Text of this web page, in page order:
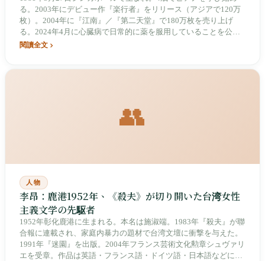
る。2003年にデビュー作『楽行者』をリリース（アジアで120万
枚）。2004年に『江南』／『第二天堂』で180万枚を売り上げ
る。2024年4月に心臓病で日常的に薬を服用していることを公
表。JJ20 FINAL LAPツアー（2024‑2025年、40都市、77公演、260
閱讀全文
👥
人物
李昂：鹿港1952年、《殺夫》が切り開いた台湾女性
主義文学の先駆者
1952年彰化鹿港に生まれる。本名は施淑端。1983年『殺夫』が聯
合報に連載され、家庭内暴力の題材で台湾文壇に衝撃を与えた。
1991年『迷園』を出版。2004年フランス芸術文化勲章シュヴァリ
エを受章。作品は英語・フランス語・ドイツ語・日本語などに翻